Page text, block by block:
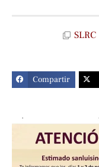
SLRC
Compartir